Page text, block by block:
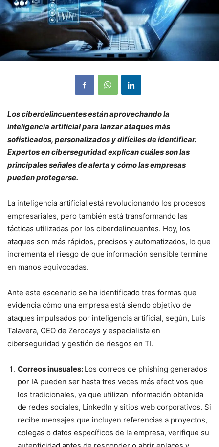
Los ciberdelincuentes están aprovechando la
inteligencia artificial para lanzar ataques más
sofisticados, personalizados y difíciles de identificar.
Expertos en ciberseguridad explican cuáles son las
principales señales de alerta y cómo las empresas
pueden protegerse.
La inteligencia artificial está revolucionando los procesos
empresariales, pero también está transformando las
tácticas utilizadas por los ciberdelincuentes. Hoy, los
ataques son más rápidos, precisos y automatizados, lo que
incrementa el riesgo de que información sensible termine
en manos equivocadas.
Ante este escenario se ha identificado tres formas que
evidencia cómo una empresa está siendo objetivo de
ataques impulsados por inteligencia artificial, según, Luis
Talavera, CEO de Zerodays y especialista en
ciberseguridad y gestión de riesgos en TI.
Correos inusuales: Los correos de phishing generados
por IA pueden ser hasta tres veces más efectivos que
los tradicionales, ya que utilizan información obtenida
de redes sociales, LinkedIn y sitios web corporativos. Si
recibe mensajes que incluyen referencias a proyectos,
colegas o datos específicos de la empresa, verifique su